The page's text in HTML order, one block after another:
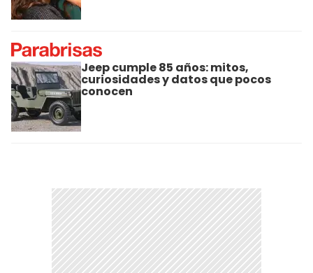
Jeep cumple 85 años: mitos,
curiosidades y datos que pocos
conocen